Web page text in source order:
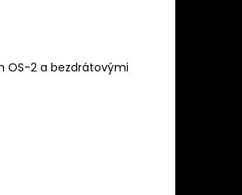
OS-2 a bezdrátovými